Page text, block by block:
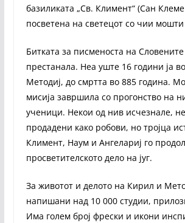
базиликата „Св. Климент“ (Сан
посветена на светецот со чии
Битката за писменоста на
престанала. Неа уште 16 години ја
Методиј, до смртта во 885 година.
мисија завршила со прогонство на
ученици. Некои од нив исчезнале,
продадени како робови, но тројца
Климент, Наум и Ангелариј го
просветителското дело на југ.
За животот и делото на Кирил и
напишани над 10 000 студии,
Има голем број фрески и икони